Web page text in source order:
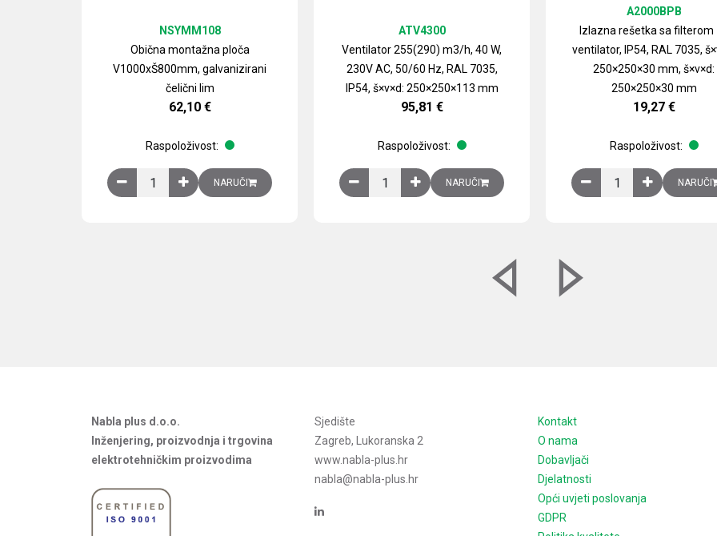
Obična montažna ploča
V1000xŠ800mm, galvanizirani
čelični lim
NSYMM108
62,10 €
Raspoloživost:
Obična montažna ploča V1000xŠ800mm, galvanizirani čelični lim količina
NARUČI
Ventilator 255(290) m3/h, 40 W,
230V AC, 50/60 Hz, RAL 7035,
IP54, š×v×d: 250×250×113 mm
ATV4300
95,81 €
Raspoloživost:
Ventilator 255(290) m3/h, 40 W, 230V AC, 50/60 Hz, RAL 7035,
NARUČI
Izlazna rešetka sa filterom
ventilator, IP54, RAL 7035,
250×250×30 mm, š×v×d:
250×250×30 mm
A2000BPB
19,27 €
Raspoloživost:
Izlazna rešetka saNARUČI
Nabla plus d.o.o.
Inženjering, proizvodnja i trgovina
elektrotehničkim proizvodima
Sjedište
Zagreb, Lukoranska 2
www.nabla-plus.hr
nabla@nabla-plus.hr
Kontakt
O nama
Dobavljači
Djelatnosti
Opći uvjeti poslovanja
GDPR